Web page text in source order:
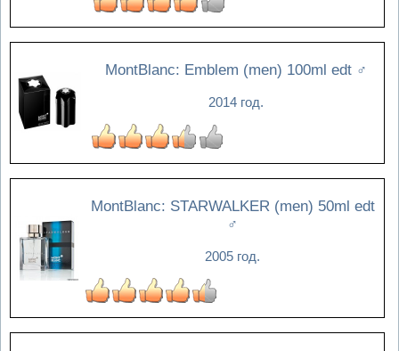
MontBlanc: Emblem (men) 100ml edt ♂
2014 год.
MontBlanc: STARWALKER (men) 50ml edt
♂
2005 год.